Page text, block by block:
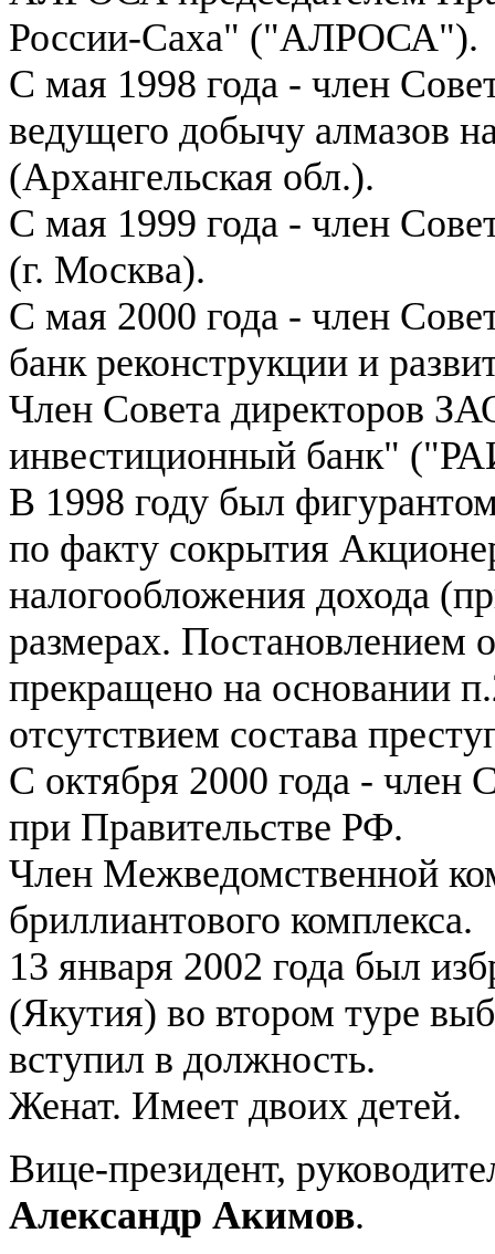
России-Саха" ("АЛРОСА").
С мая 1998 года - член
ведущего добычу алмазов
(Архангельская обл.).
С мая 1999 года - член
(г. Москва).
С мая 2000 года - член
банк реконструкции и
Член Совета директоров
инвестиционный банк"
В 1998 году был
по факту сокрытия
налогообложения дохода
размерах. Постановлением
прекращено на основании
отсутствием состава
С октября 2000 года - член
при Правительстве РФ.
Член Межведомственной
бриллиантового комплекса.
13 января 2002 года был
(Якутия) во втором туре
вступил в должность.
Женат. Имеет двоих детей.
Вице-президент,
Александр Акимов.